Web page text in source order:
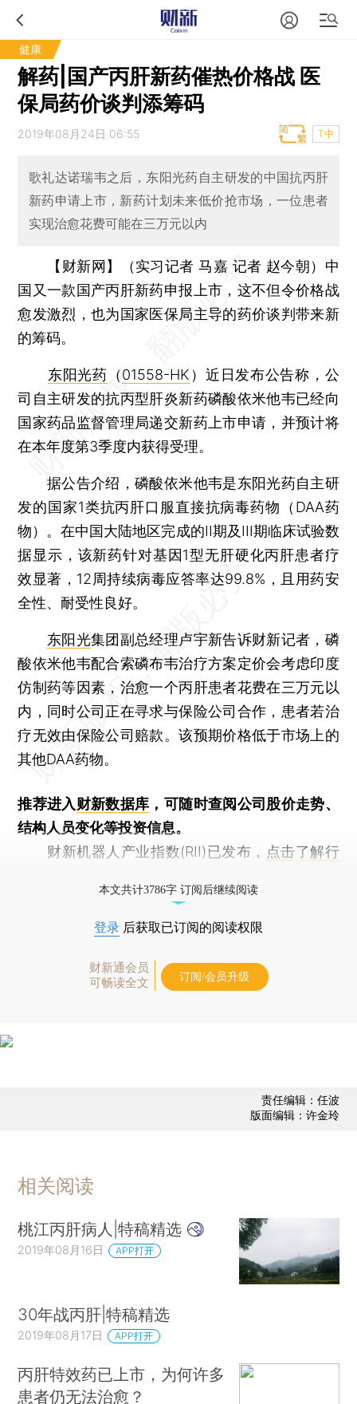
健康
解药|国产丙肝新药催热价格战 医
保局药价谈判添筹码
2019年08月24日 06:55 T中
歌礼达诺瑞韦之后，东阳光药自主研发的中国抗丙肝
新药申请上市，新药计划未来低价抢市场，一位患者
实现治愈花费可能在三万元以内
【财新网】（实习记者 马嘉 记者 赵今朝） 中
国又一款国产丙肝新药申报上市，这不但令价格战
愈发激烈，也为国家医保局主导的药价谈判带来新
的筹码。
东阳光药 （01558-HK ）近日发布公告称，公
司自主研发的抗丙型肝炎新药磷酸依米他韦已经向
国家药品监督管理局递交新药上市申请，并预计将
在本年度第3季度内获得受理。
据公告介绍，磷酸依米他韦是东阳光药自主研
发的国家1类抗丙肝口服直接抗病毒药物（DAA药
物）。在中国大陆地区完成的II期及III期临床试验数
据显示，该新药针对基因1型无肝硬化丙肝患者疗
效显著，12周持续病毒应答率达99.8%，且用药安
全性、耐受性良好。
东阳光集团副总经理卢宇新告诉财新记者，磷
酸依米他韦配合索磷布韦治疗方案定价会考虑印度
仿制药等因素，治愈一个丙肝患者花费在三万元以
内，同时公司正在寻求与保险公司合作，患者若治
疗无效由保险公司赔款。该预期价格低于市场上的
其他DAA药物。
推荐进入财新数据库 ，可随时查阅公司股价走势、
结构人员变化等投资信息。
财新机器人产业指数(RII)已发布， 点击了解行
本文共计3786字 订阅后继续阅读
登录 后获取已订阅的阅读权限
财新通会员
可畅读全文
订阅/会员升级
责任编辑：任波
版面编辑：许金玲
相关阅读
桃江丙肝病人|特稿精选
2019年08月16日 APP打开
30年战丙肝|特稿精选
2019年08月17日 APP打开
丙肝特效药已上市，为何许多
患者仍无法治愈？